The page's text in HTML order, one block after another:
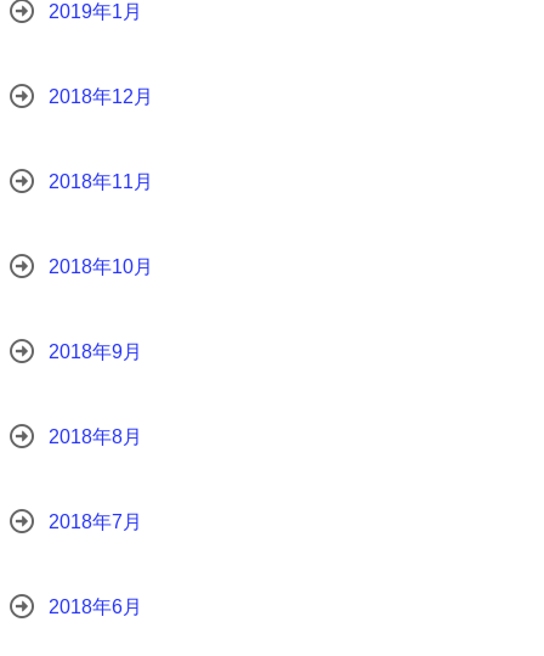
2019年1月
2018年12月
2018年11月
2018年10月
2018年9月
2018年8月
2018年7月
2018年6月